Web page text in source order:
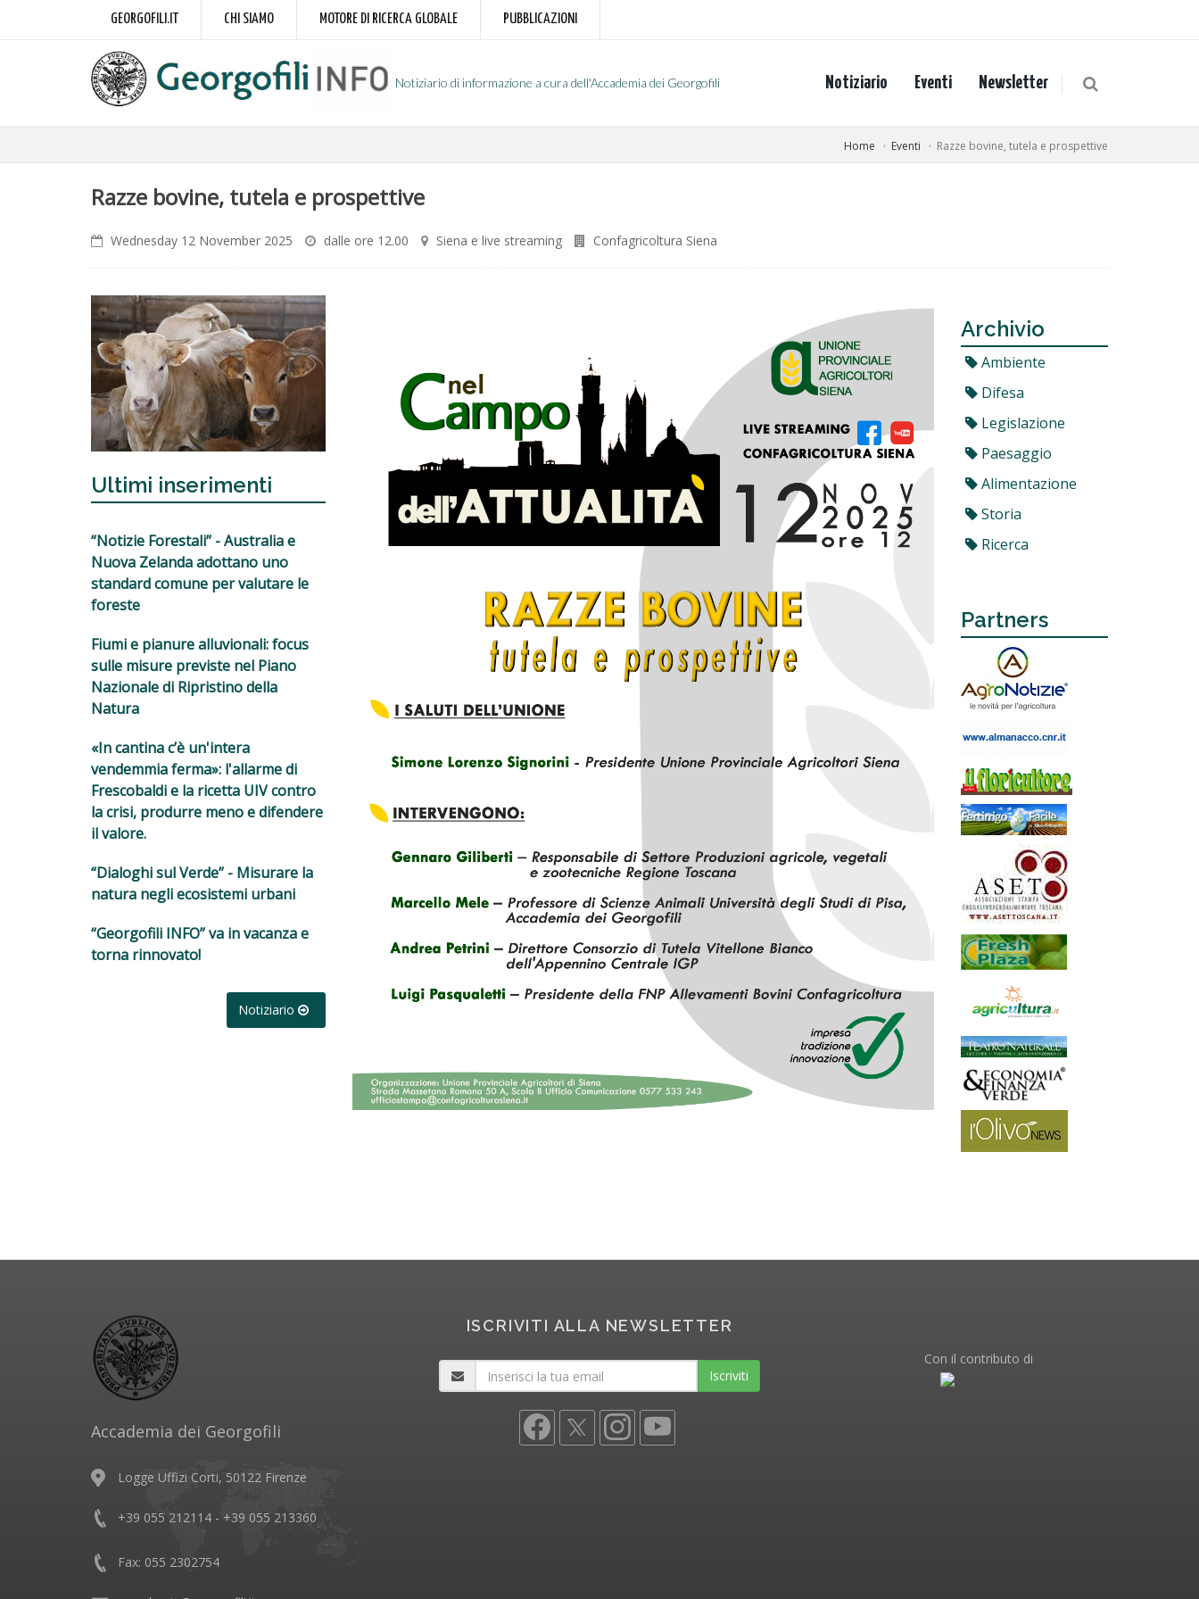
GEORGOFILI.IT CHI SIAMO MOTORE DI RICERCA GLOBALE PUBBLICAZIONI
Notiziario di informazione a cura dell'Accademia dei Georgofili Notiziario Eventi Newsletter
Home Eventi Razze bovine, tutela e prospettive
Razze bovine, tutela e prospettive
Wednesday 12 November 2025 dalle ore 12.00 Siena e live streaming Confagricoltura Siena
Ultimi inserimenti
“Notizie Forestali” - Australia e
Nuova Zelanda adottano uno
standard comune per valutare le
foreste
Fiumi e pianure alluvionali: focus
sulle misure previste nel Piano
Nazionale di Ripristino della
Natura
«In cantina c’è un'intera
vendemmia ferma»: l'allarme di
Frescobaldi e la ricetta UIV contro
la crisi, produrre meno e difendere
il valore.
“Dialoghi sul Verde” - Misurare la
natura negli ecosistemi urbani
“Georgofili INFO” va in vacanza e
torna rinnovato!
Notiziario
Archivio
Ambiente
Difesa
Legislazione
Paesaggio
Alimentazione
Storia
Ricerca
Partners
Accademia dei Georgofili
Logge Uffizi Corti, 50122 Firenze
+39 055 212114 - +39 055 213360
Fax: 055 2302754
ISCRIVITI ALLA NEWSLETTER
Iscriviti
Con il contributo di